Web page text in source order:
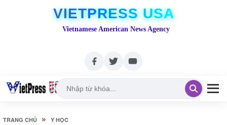
VIETPRESS USA
Vietnamese American News Agency
TRANG CHỦ » Y HỌC